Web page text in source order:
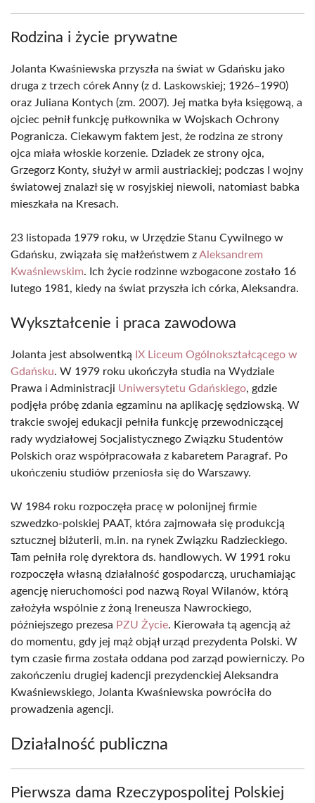
Rodzina i życie prywatne
Jolanta Kwaśniewska przyszła na świat w Gdańsku jako
druga z trzech córek Anny (z d. Laskowskiej; 1926–1990)
oraz Juliana Kontych (zm. 2007). Jej matka była księgową, a
ojciec pełnił funkcję pułkownika w Wojskach Ochrony
Pogranicza. Ciekawym faktem jest, że rodzina ze strony
ojca miała włoskie korzenie. Dziadek ze strony ojca,
Grzegorz Konty, służył w armii austriackiej; podczas I wojny
światowej znalazł się w rosyjskiej niewoli, natomiast babka
mieszkała na Kresach.
23 listopada 1979 roku, w Urzędzie Stanu Cywilnego w
Gdańsku, związała się małżeństwem zAleksandrem
Kwaśniewskim. Ich życie rodzinne wzbogacone zostało 16
lutego 1981, kiedy na świat przyszła ich córka, Aleksandra.
Wykształcenie i praca zawodowa
Jolanta jest absolwentką IX Liceum Ogólnokształcącego w
Gdańsku. W 1979 roku ukończyła studia na Wydziale
Prawa i Administracji Uniwersytetu Gdańskiego, gdzie
podjęła próbę zdania egzaminu na aplikację sędziowską. W
trakcie swojej edukacji pełniła funkcję przewodniczącej
rady wydziałowej Socjalistycznego Związku Studentów
Polskich oraz współpracowała z kabaretem Paragraf. Po
ukończeniu studiów przeniosła się do Warszawy.
W 1984 roku rozpoczęła pracę w polonijnej firmie
szwedzko-polskiej PAAT, która zajmowała się produkcją
sztucznej biżuterii, m.in. na rynek Związku Radzieckiego.
Tam pełniła rolę dyrektora ds. handlowych. W 1991 roku
rozpoczęła własną działalność gospodarczą, uruchamiając
agencję nieruchomości pod nazwą Royal Wilanów, którą
założyła wspólnie z żoną Ireneusza Nawrockiego,
późniejszego prezesa PZU Życie. Kierowała tą agencją aż
do momentu, gdy jej mąż objął urząd prezydenta Polski. W
tym czasie firma została oddana pod zarząd powierniczy. Po
zakończeniu drugiej kadencji prezydenckiej Aleksandra
Kwaśniewskiego, Jolanta Kwaśniewska powróciła do
prowadzenia agencji.
Działalność publiczna
Pierwsza dama Rzeczypospolitej Polskiej